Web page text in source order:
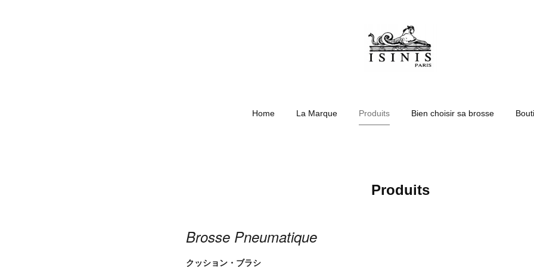
Home La Marque Produits Bien choisir sa brosse
Produits
Brosse Pneumatique
クッション・ブラシ